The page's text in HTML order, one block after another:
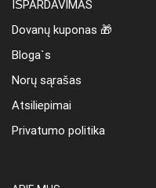
IŠPARDAVIMAS
Dovanų kuponas 🎁
Bloga`s
Norų sąrašas
Atsiliepimai
Privatumo politika